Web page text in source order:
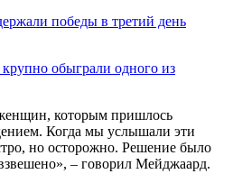
победы в третий день
обыграли одного из
которым пришлось
Когда мы услышали эти
но осторожно. Решение было
– говорил Мейджаард.